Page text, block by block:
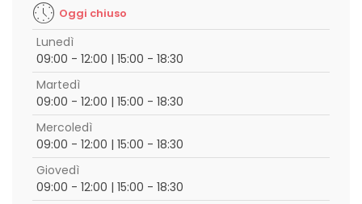
Oggi chiuso
Lunedì
09:00 - 12:00 | 15:00 - 18:30
Martedì
09:00 - 12:00 | 15:00 - 18:30
Mercoledì
09:00 - 12:00 | 15:00 - 18:30
Giovedì
09:00 - 12:00 | 15:00 - 18:30